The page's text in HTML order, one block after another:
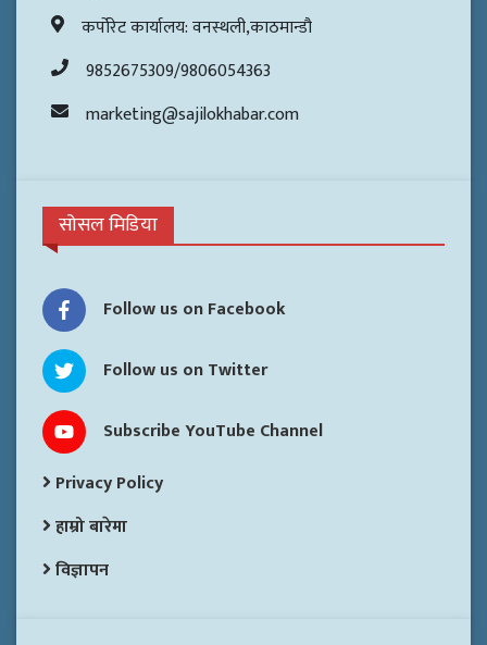
कर्पोरेट कार्यालय: वनस्थली,काठमान्डौ
9852675309/9806054363
marketing@sajilokhabar.com
सोसल मिडिया
Follow us on Facebook
Follow us on Twitter
Subscribe YouTube Channel
Privacy Policy
हाम्रो बारेमा
विज्ञापन